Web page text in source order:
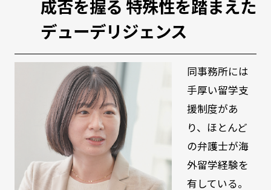
成否を握る 特殊性を踏まえた
デューデリジェンス
同事務所には
手厚い留学支
援制度があ
り、ほとんど
の弁護士が海
外留学経験を
有している。